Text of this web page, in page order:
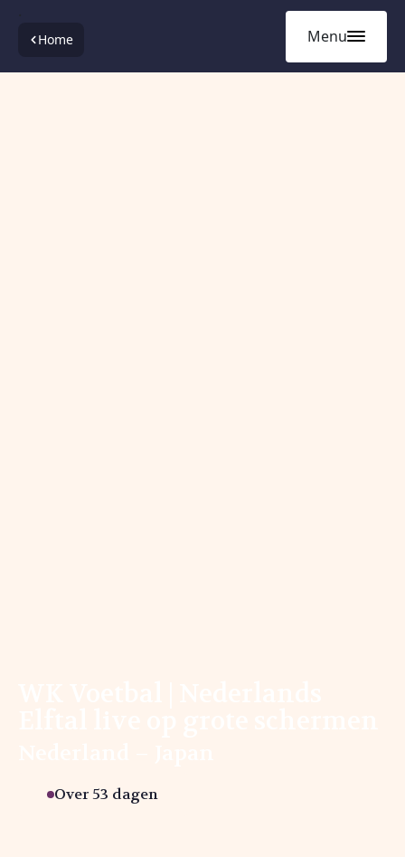
Menu
Home
Over 53 dagen